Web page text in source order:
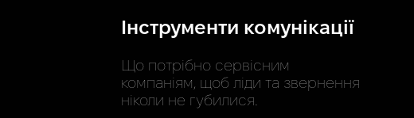
Інструменти комунікації
Що потрібно сервісним
компаніям, щоб ліди та звернення
ніколи не губилися.